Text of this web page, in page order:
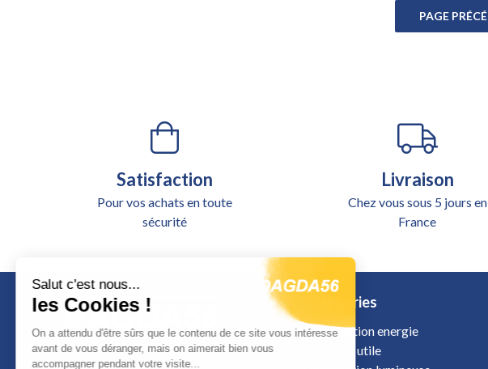
Satisfaction
Pour vos achats en toute
sécurité
Livraison
Chez vous sous 5 jours en
France
Catégories
Alimentation energie
Outillage utile
Salut c'est nous...
les Cookies !
On a attendu d'être sûrs que le contenu de ce site vous intéresse
avant de vous déranger, mais on aimerait bien vous
accompagner pendant votre visite...